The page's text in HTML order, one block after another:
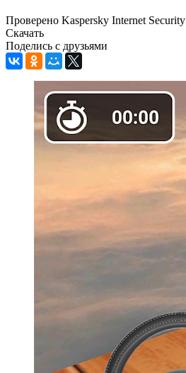
Проверено Kaspersky Internet Security
Скачать
Поделись с друзьями